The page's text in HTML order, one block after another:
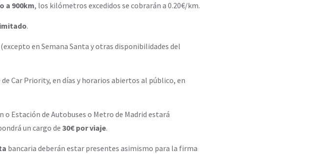
a 900km, los kilómetros excedidos se cobrarán a 0.20€/km.
.
en Semana Santa y otras disponibilidades del
Car Priority, en días y horarios abiertos al público, en
Estación de Autobuses o Metro de Madrid estará
un cargo de 30€ por viaje.
bancaria deberán estar presentes asimismo para la firma